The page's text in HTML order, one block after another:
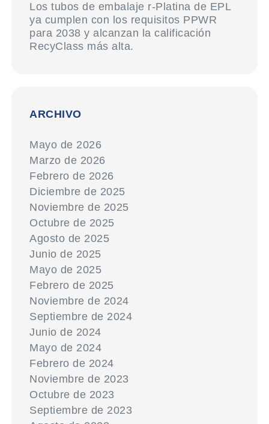
Los tubos de embalaje r-Platina de EPL
ya cumplen con los requisitos PPWR
para 2038 y alcanzan la calificación
RecyClass más alta.
ARCHIVO
Mayo de 2026
Marzo de 2026
Febrero de 2026
Diciembre de 2025
Noviembre de 2025
Octubre de 2025
Agosto de 2025
Junio de 2025
Mayo de 2025
Febrero de 2025
Noviembre de 2024
Septiembre de 2024
Junio de 2024
Mayo de 2024
Febrero de 2024
Noviembre de 2023
Octubre de 2023
Septiembre de 2023